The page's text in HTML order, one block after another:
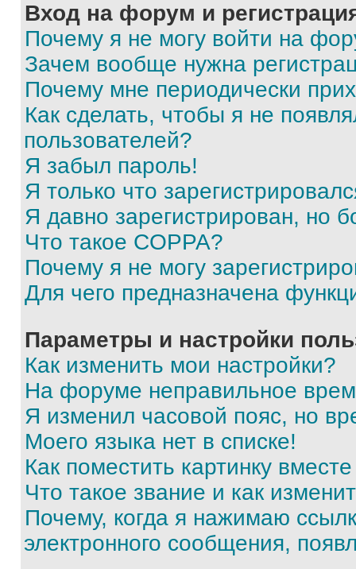
Вход на форум и
Почему я не могу войти на
Зачем вообще нужна
Почему мне периодически
Как сделать, чтобы я не
пользователей?
Я забыл пароль!
Я только что
Я давно зарегистрирован, но
Что такое COPPA?
Почему я не могу
Для чего предназначена
Параметры и настройки
Как изменить мои настройки?
На форуме неправильное
Я изменил часовой пояс, но
Моего языка нет в списке!
Как поместить картинку
Что такое звание и как
Почему, когда я нажимаю
электронного сообщения,